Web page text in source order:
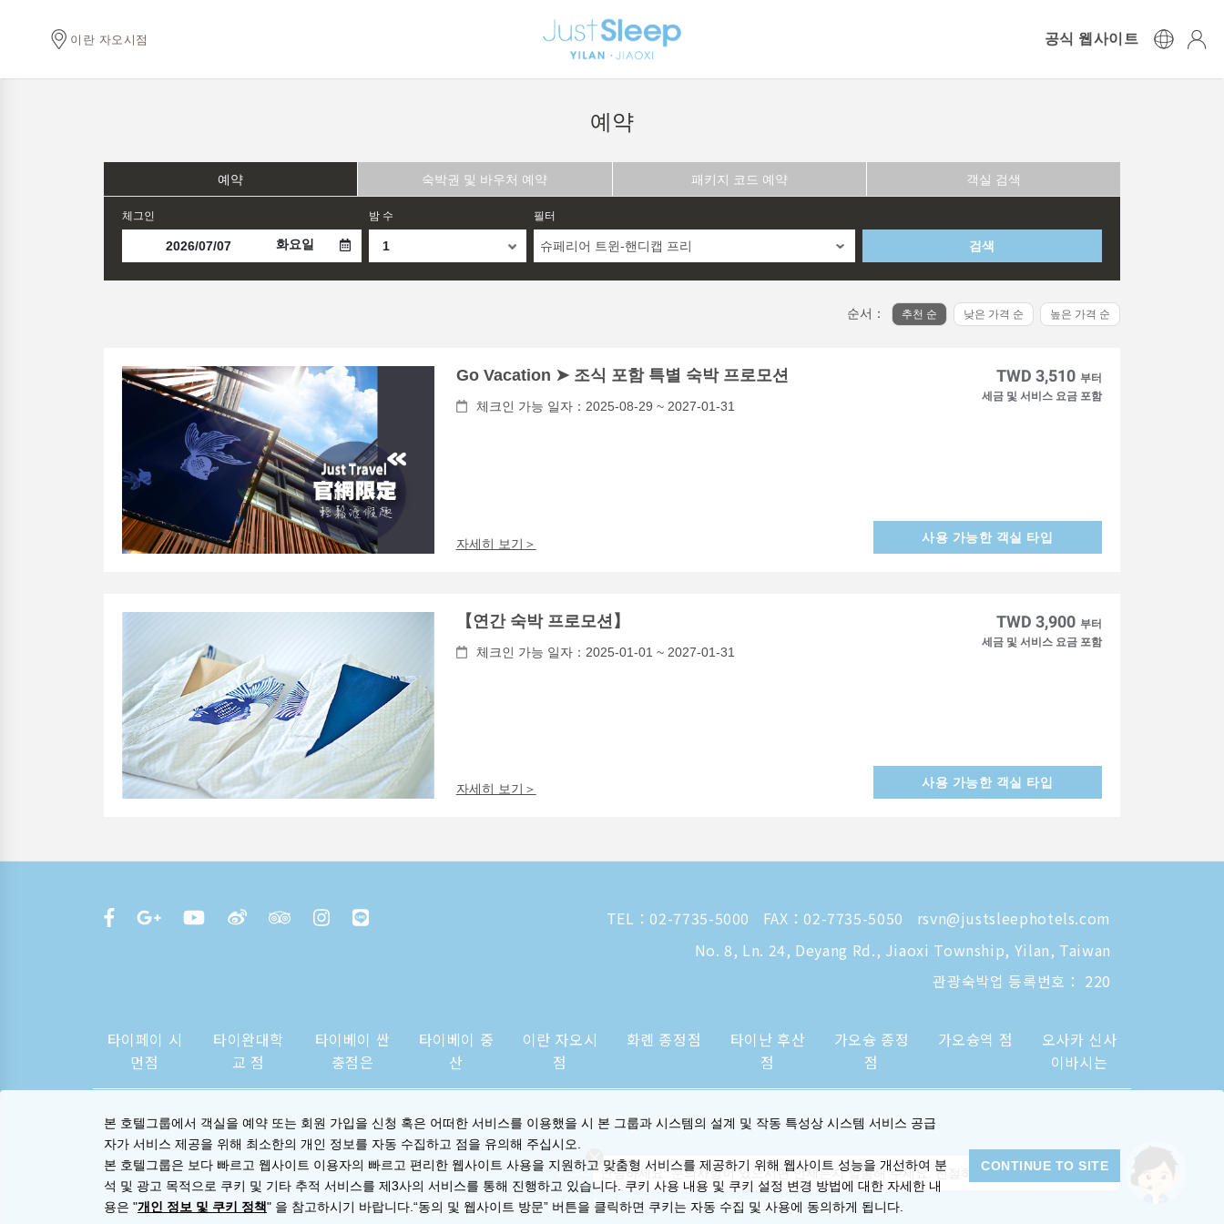
이란 자오시점 공식 웹사이트
예약
예약 숙박권 및 바우처 예약 패키지 코드 예약 객실 검색
체그인
화요일
밤 수 필터
슈페리어 트윈-핸디캡 프리 검색
순서： 추천 순 낮은 가격 순 높은 가격 순
Go Vacation ➤ 조식 포함 특별 숙박 프로모션
체크인 가능 일자：2025-08-29 ~ 2027-01-31
자세히 보기＞
TWD 3,510 부터
세금 및 서비스 요금 포함
사용 가능한 객실 타입
【연간 숙박 프로모션】
체크인 가능 일자：2025-01-01 ~ 2027-01-31
자세히 보기＞
TWD 3,900 부터
세금 및 서비스 요금 포함
사용 가능한 객실 타입
TEL： 02-7735-5000 FAX：02-7735-5050
rsvn@justsleephotels.com
No. 8, Ln. 24, Deyang Rd., Jiaoxi Township, Yilan, Taiwan
관광숙박업 등록번호： 220
타이페이 시
먼점
타이완대학
교 점
타이베이 싼
충점은
타이베이 중
산
이란 자오시
점
화롄 종정점
타이난 후산
점
가오슝 종정
점
가오슝역 점
오사카 신사
이바시는
프라이버시 성명 및 쿠키 정책 | © 2014-2026 晶華國際酒店集團
본 호텔그룹에서 객실을 예약 또는 회원 가입을 신청 혹은 어떠한 서비스를 이용했을 시 본 그룹과 시스템의 설계 및 작동 특성상 시스템 서비스 공급
자가 서비스 제공을 위해 최소한의 개인 정보를 자동 수집하고 점을 유의해 주십시오.
본 호텔그룹은 보다 빠르고 웹사이트 이용자의 빠르고 편리한 웹사이트 사용을 지원하고 맞춤형 서비스를 제공하기 위해 웹사이트 성능을 개선하여 분
석 및 광고 목적으로 쿠키 및 기타 추적 서비스를 제3사의 서비스를 통해 진행하고 있습니다. 쿠키 사용 내용 및 쿠키 설정 변경 방법에 대한 자세한 내
용은 "개인 정보 및 쿠키 정책" 을 참고하시기 바랍니다.“동의 및 웹사이트 방문” 버튼을 클릭하면 쿠키는 자동 수집 및 사용에 동의하게 됩니다.
CONTINUE TO SITE
안녕하세요. 문의사항이 있으시면 언제든지 말씀해 주세요. 친절하게 안내해 드리겠습니다.